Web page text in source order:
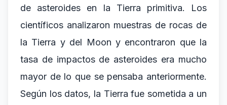
de asteroides en la Tierra primitiva. Los
científicos analizaron muestras de rocas de
la Tierra y del Moon y encontraron que la
tasa de impactos de asteroides era mucho
mayor de lo que se pensaba anteriormente.
Según los datos, la Tierra fue sometida a un